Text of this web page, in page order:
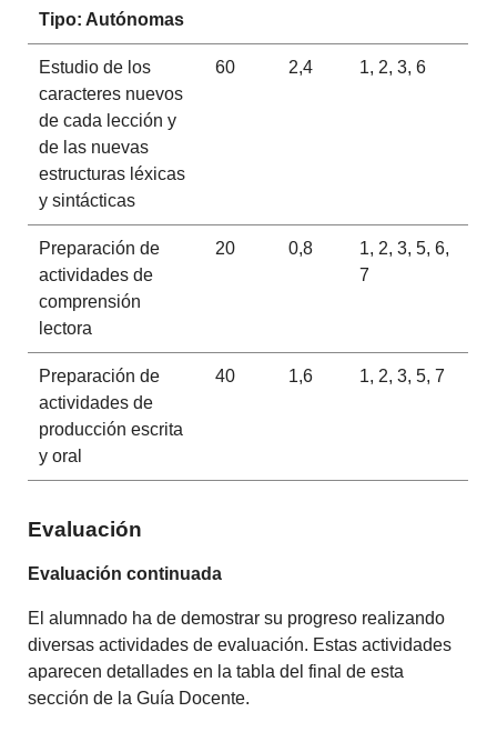
Tipo: Autónomas
Estudio de los
caracteres nuevos
de cada lección y
de las nuevas
estructuras léxicas
y sintácticas
60 2,4 1, 2, 3, 6
Preparación de
actividades de
comprensión
lectora
20 0,8
1, 2, 3, 5, 6,
7
Preparación de
actividades de
producción escrita
y oral
40 1,6 1, 2, 3, 5, 7
Evaluación
Evaluación continuada
El alumnado ha de demostrar su progreso realizando
diversas actividades de evaluación. Estas actividades
aparecen detallades en la tabla del final de esta
sección de la Guía Docente.